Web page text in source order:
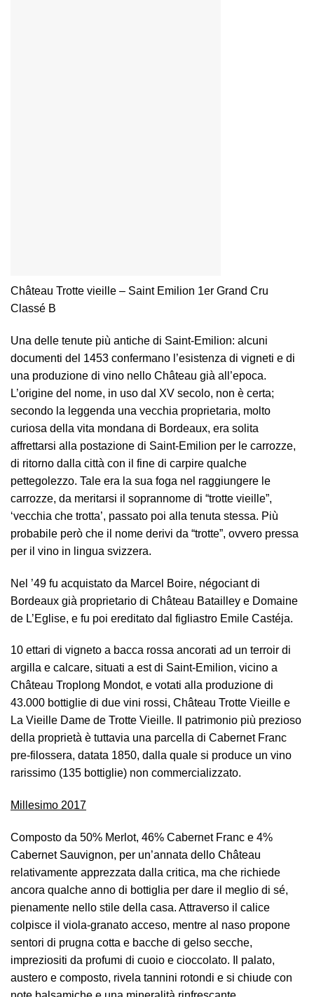
Château Trotte vieille – Saint Emilion 1er Grand Cru
Classé B
Una delle tenute più antiche di Saint-Emilion: alcuni
documenti del 1453 confermano l’esistenza di vigneti e di
una produzione di vino nello Château già all’epoca.
L’origine del nome, in uso dal XV secolo, non è certa;
secondo la leggenda una vecchia proprietaria, molto
curiosa della vita mondana di Bordeaux, era solita
affrettarsi alla postazione di Saint-Emilion per le carrozze,
di ritorno dalla città con il fine di carpire qualche
pettegolezzo. Tale era la sua foga nel raggiungere le
carrozze, da meritarsi il soprannome di “trotte vieille”,
‘vecchia che trotta’, passato poi alla tenuta stessa. Più
probabile però che il nome derivi da “trotte”, ovvero pressa
per il vino in lingua svizzera.
Nel ’49 fu acquistato da Marcel Boire, négociant di
Bordeaux già proprietario di Château Batailley e Domaine
de L’Eglise, e fu poi ereditato dal figliastro Emile Castéja.
10 ettari di vigneto a bacca rossa ancorati ad un terroir di
argilla e calcare, situati a est di Saint-Emilion, vicino a
Château Troplong Mondot, e votati alla produzione di
43.000 bottiglie di due vini rossi, Château Trotte Vieille e
La Vieille Dame de Trotte Vieille. Il patrimonio più prezioso
della proprietà è tuttavia una parcella di Cabernet Franc
pre-filossera, datata 1850, dalla quale si produce un vino
rarissimo (135 bottiglie) non commercializzato.
Millesimo 2017
Composto da 50% Merlot, 46% Cabernet Franc e 4%
Cabernet Sauvignon, per un’annata dello Château
relativamente apprezzata dalla critica, ma che richiede
ancora qualche anno di bottiglia per dare il meglio di sé,
pienamente nello stile della casa. Attraverso il calice
colpisce il viola-granato acceso, mentre al naso propone
sentori di prugna cotta e bacche di gelso secche,
impreziositi da profumi di cuoio e cioccolato. Il palato,
austero e composto, rivela tannini rotondi e si chiude con